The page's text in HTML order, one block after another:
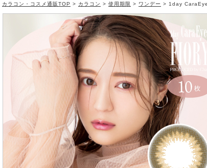
カラコン・コスメ通販TOP > カラコン > 使用期限 > ワンデー > 1day